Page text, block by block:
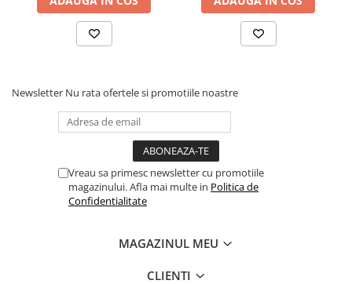
detergent pentru lână. Nu udați prea mult covorul și uscați-l
imediat după curățare. Folosiți numai detergenți pentru covoare.
Contactați un expert pentru îndepărtarea petelor dificile.
ideal 1 sau 2 zile).
Newsletter Nu rata ofertele si promotiile noastre
Vreau sa primesc newsletter cu promotiile
magazinului. Afla mai multe in Politica de
Confidentialitate
MAGAZINUL MEU
CLIENTI